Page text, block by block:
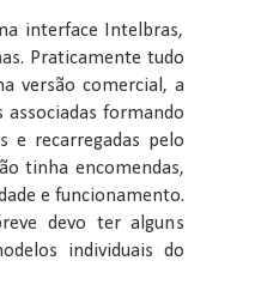
interface Intelbras,
Praticamente tudo
versão comercial, a
associadas formando
e recarregadas pelo
tinha encomendas,
e funcionamento.
devo ter alguns
individuais do